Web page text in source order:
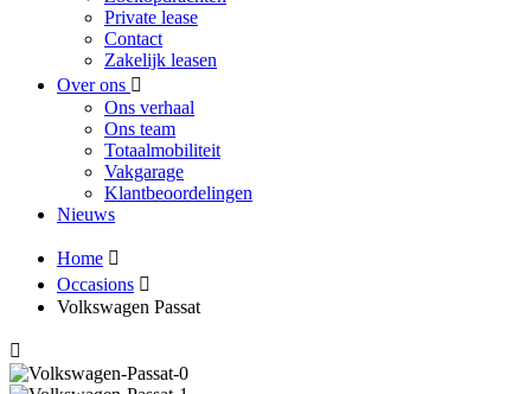
Private lease
Contact
Zakelijk leasen
Over ons
Ons verhaal
Ons team
Totaalmobiliteit
Vakgarage
Klantbeoordelingen
Nieuws
Home
Occasions
Volkswagen Passat